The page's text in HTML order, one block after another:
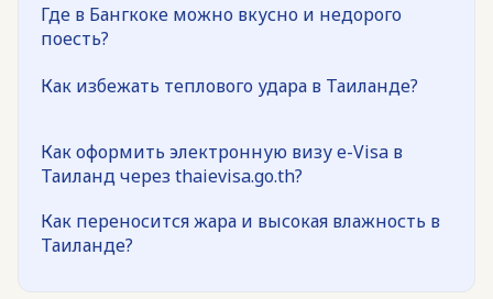
Где в Бангкоке можно вкусно и недорого
поесть?
Как избежать теплового удара в Таиланде?
Как оформить электронную визу e-Visa в
Таиланд через thaievisa.go.th?
Как переносится жара и высокая влажность в
Таиланде?